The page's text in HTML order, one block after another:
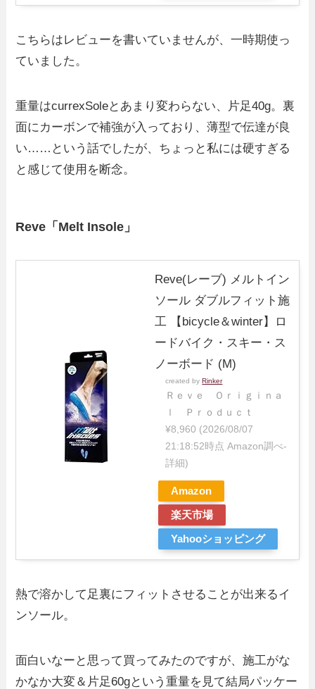
こちらはレビューを書いていませんが、一時期使っ
ていました。
重量はcurrexSoleとあまり変わらない、片足40g。裏
面にカーボンで補強が入っており、薄型で伝達が良
い……という話でしたが、ちょっと私には硬すぎる
と感じて使用を断念。
Reve「Melt Insole」
Reve(レーブ) メルトイン
ソール ダブルフィット施
工 【bicycle＆winter】ロ
ードバイク・スキー・ス
ノーボード (M)
created byRinker
Ｒｅｖｅ Ｏｒｉｇｉｎａ
ｌ Ｐｒｏｄｕｃｔ
¥8,960 (2026/08/07
21:18:52時点 Amazon調べ-
詳細)
Amazon
楽天市場
Yahooショッピング
熱で溶かして足裏にフィットさせることが出来るイ
ンソール。
面白いなーと思って買ってみたのですが、施工がな
かなか大変＆片足60gという重量を見て結局パッケー